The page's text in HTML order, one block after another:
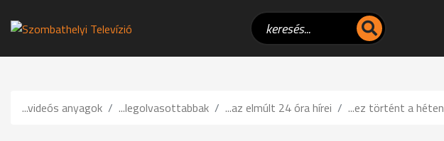
...videós anyagok ...legolvasottabbak ...az elmúlt 24 óra hírei ...ez történt a héten